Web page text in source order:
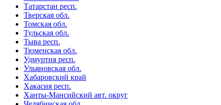
Татарстан респ.
Тверская обл.
Томская обл.
Тульская обл.
Тыва респ.
Тюменская обл.
Удмуртия респ.
Ульяновская обл.
Хабаровский край
Хакасия респ.
Ханты-Мансийский авт. округ